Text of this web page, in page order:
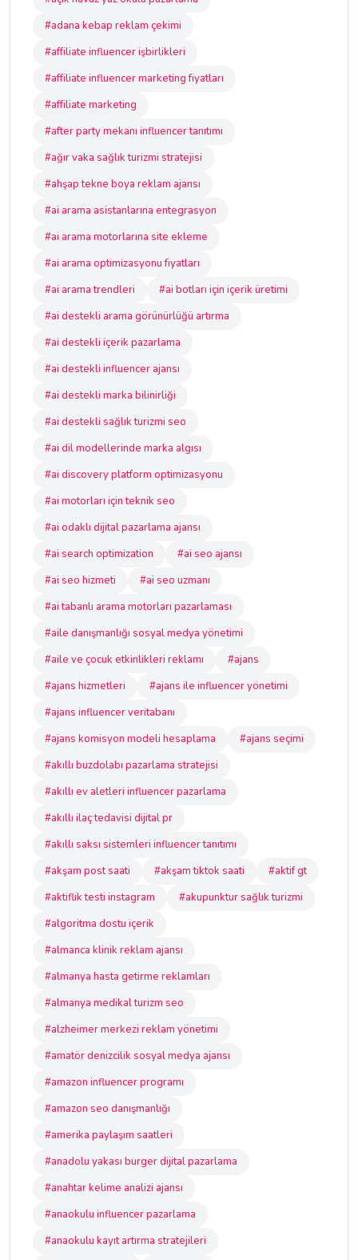
#adana kebap reklam çekimi
#affiliate influencer işbirlikleri
#affiliate influencer marketing fiyatları
#affiliate marketing
#after party mekanı influencer tanıtımı
#ağır vaka sağlık turizmi stratejisi
#ahşap tekne boya reklam ajansı
#ai arama asistanlarına entegrasyon
#ai arama motorlarına site ekleme
#ai arama optimizasyonu fiyatları
#ai arama trendleri
#ai botları için içerik üretimi
#ai destekli arama görünürlüğü artırma
#ai destekli içerik pazarlama
#ai destekli influencer ajansı
#ai destekli marka bilinirliği
#ai destekli sağlık turizmi seo
#ai dil modellerinde marka algısı
#ai discovery platform optimizasyonu
#ai motorları için teknik seo
#ai odaklı dijital pazarlama ajansı
#ai search optimization
#ai seo ajansı
#ai seo hizmeti
#ai seo uzmanı
#ai tabanlı arama motorları pazarlaması
#aile danışmanlığı sosyal medya yönetimi
#aile ve çocuk etkinlikleri reklamı
#ajans
#ajans hizmetleri
#ajans ile influencer yönetimi
#ajans influencer veritabanı
#ajans komisyon modeli hesaplama
#ajans seçimi
#akıllı buzdolabı pazarlama stratejisi
#akıllı ev aletleri influencer pazarlama
#akıllı ilaç tedavisi dijital pr
#akıllı saksı sistemleri influencer tanıtımı
#akşam post saati
#akşam tiktok saati
#aktif gt
#aktiflik testi instagram
#akupunktur sağlık turizmi
#algoritma dostu içerik
#almanca klinik reklam ajansı
#almanya hasta getirme reklamları
#almanya medikal turizm seo
#alzheimer merkezi reklam yönetimi
#amatör denizcilik sosyal medya ajansı
#amazon influencer programı
#amazon seo danışmanlığı
#amerika paylaşım saatleri
#anadolu yakası burger dijital pazarlama
#anahtar kelime analizi ajansı
#anaokulu influencer pazarlama
#anaokulu kayıt artırma stratejileri